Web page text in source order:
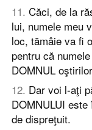
11. Căci, de la
lui, numele meu
loc, tămâie va fi
pentru că
DOMNUL
12. Dar voi l-aţi
DOMNULUI
de dispreţuit.